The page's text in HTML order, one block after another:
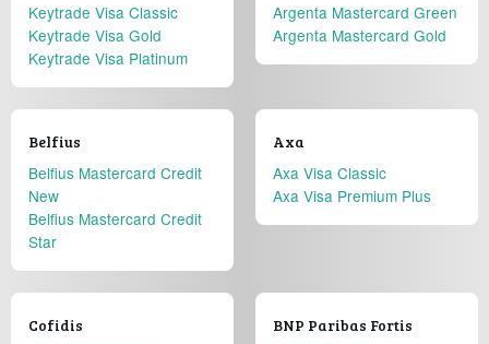
Keytrade Visa Classic
Keytrade Visa Gold
Keytrade Visa Platinum
Argenta Mastercard Green
Argenta Mastercard Gold
Belfius
Belfius Mastercard Credit
New
Belfius Mastercard Credit
Star
Axa
Axa Visa Classic
Axa Visa Premium Plus
Cofidis BNP Paribas Fortis